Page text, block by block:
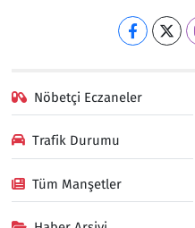
Nöbetçi Eczaneler
Trafik Durumu
Tüm Manşetler